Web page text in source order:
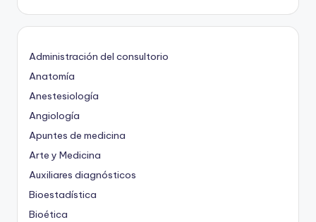
Administración del consultorio
Anatomía
Anestesiología
Angiología
Apuntes de medicina
Arte y Medicina
Auxiliares diagnósticos
Bioestadística
Bioética